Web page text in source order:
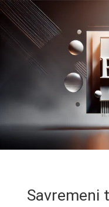
Savremeni